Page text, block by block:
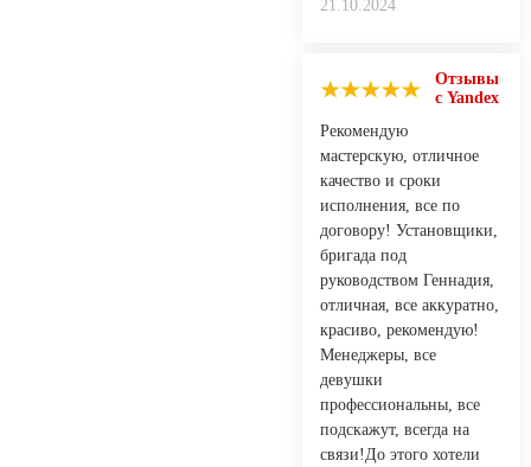
21.10.2024
Отзывы
с Yandex
Рекомендую
мастерскую, отличное
качество и сроки
исполнения, все по
договору! Установщики,
бригада под
руководством Геннадия,
отличная, все аккуратно,
красиво, рекомендую!
Менеджеры, все
девушки
профессиональны, все
подскажут, всегда на
связи!До этого хотели